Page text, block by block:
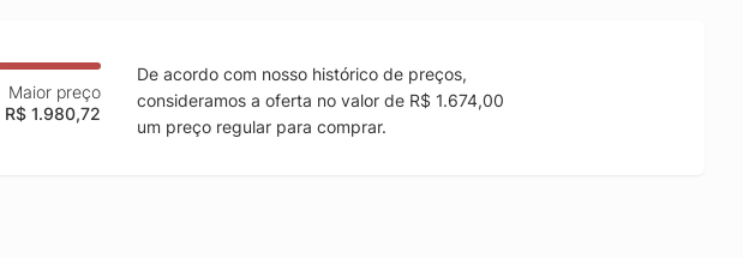
Maior preço
R$ 1.980,72
De acordo com nosso histórico de preços,
consideramos a oferta no valor de R$ 1.674,00
um preço regular para comprar.